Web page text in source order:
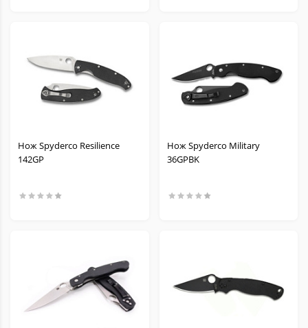
Нож Spyderco Resilience
142GP
Нож Spyderco Military
36GPBK